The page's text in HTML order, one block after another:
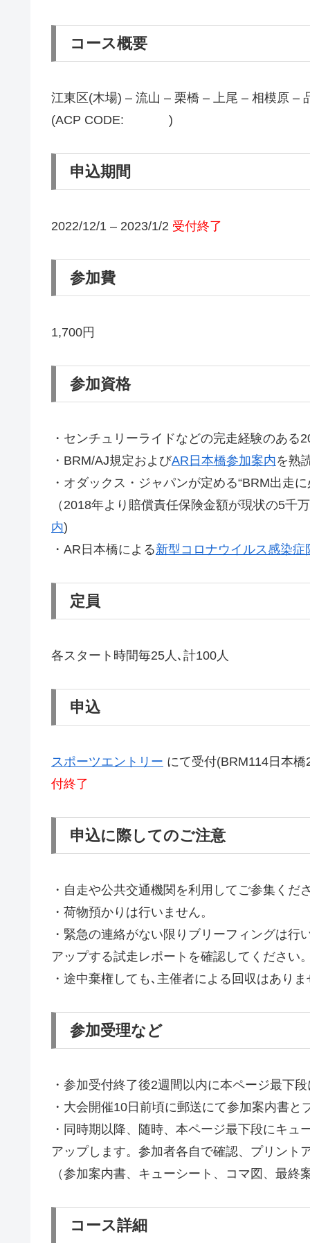
コース概要
江東区(木場) – 流山 – 栗橋 – 上尾 – 相模原 –
(ACP CODE: )
申込期間
2022/12/1 – 2023/1/2 受付終了
参加費
1,700円
参加資格
・センチュリーライドなどの完走経験のある
・BRM/AJ規定およびAR日本橋参加案内を熟
・オダックス・ジャパンが定める“BRM出走
（2018年より賠償責任保険金額が現状の5千
内)
・AR日本橋による新型コロナウイルス感染症
定員
各スタート時間毎25人､計100人
申込
スポーツエントリー にて受付(BRM114日本
付終了
申込に際してのご注意
・自走や公共交通機関を利用してご参集くだ
・荷物預かりは行いません。
・緊急の連絡がない限りブリーフィングは
アップする試走レポートを確認してください
・途中棄権しても､主催者による回収はあり
参加受理など
・参加受付終了後2週間以内に本ページ最下
・大会開催10日前頃に郵送にて参加案内書と
・同時期以降、随時、本ページ最下段にキ
アップします。参加者各自で確認、プリント
（参加案内書、キューシート、コマ図、最
コース詳細